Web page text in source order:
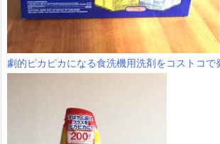
劇的ピカピカになる食洗機用洗剤をコストコで